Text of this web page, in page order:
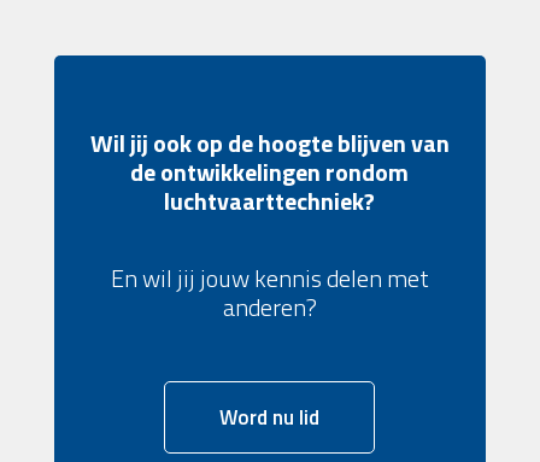
Wil jij ook op de hoogte blijven van
de ontwikkelingen rondom
luchtvaarttechniek?
En wil jij jouw kennis delen met
anderen?
Word nu lid